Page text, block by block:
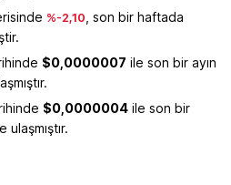
%-2,10 , son bir haftada
$0,0000007 ile son bir ayın
$0,0000004 ile son bir